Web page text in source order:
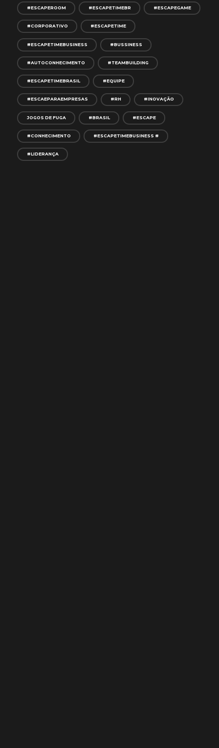
#ESCAPEROOM #ESCAPETIMEBR #ESCAPEGAME
#CORPORATIVO #ESCAPETIME
#ESCAPETIMEBUSINESS #BUSSINESS
#AUTOCONHECIMENTO #TEAMBUILDING
#ESCAPETIMEBRASIL #EQUIPE
#ESCAEPARAEMPRESAS #RH #INOVAÇÃO
JOGOS DE FUGA #BRASIL #ESCAPE
#CONHECIMENTO #ESCAPETIMEBUSINESS #
#LIDERANÇA